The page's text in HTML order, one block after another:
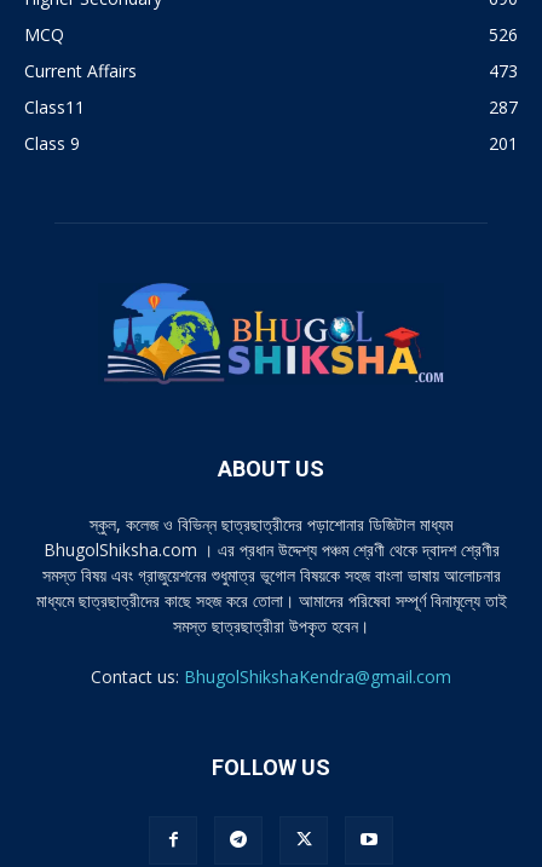
MCQ
526
Current Affairs
473
Class11
287
Class 9
201
ABOUT US
স্কুল, কলেজ ও বিভিন্ন ছাত্রছাত্রীদের পড়াশোনার ডিজিটাল মাধ্যম
BhugolShiksha.com । এর প্রধান উদ্দেশ্য পঞ্চম শ্রেণী থেকে দ্বাদশ শ্রেণীর
সমস্ত বিষয় এবং গ্রাজুয়েশনের শুধুমাত্র ভূগোল বিষয়কে সহজ বাংলা ভাষায় আলোচনার
মাধ্যমে ছাত্রছাত্রীদের কাছে সহজ করে তোলা। আমাদের পরিষেবা সম্পূর্ণ বিনামূল্যে তাই
সমস্ত ছাত্রছাত্রীরা উপকৃত হবেন।
Contact us: BhugolShikshaKendra@gmail.com
FOLLOW US